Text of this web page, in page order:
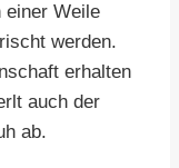
einer Weile
werden.
erhalten
auch der
ab.